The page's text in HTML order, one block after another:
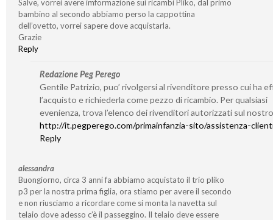
Salve, vorrei avere imformazione sui ricambi Pliko, dal primo
bambino al secondo abbiamo perso la cappottina
dell’ovetto, vorrei sapere dove acquistarla.
Grazie
Reply
Redazione Peg Perego
Gentile Patrizio, puo’ rivolgersi al rivenditore presso cui ha
l’acquisto e richiederla come pezzo di ricambio. Per qualsiasi
evenienza, trova l’elenco dei rivenditori autorizzati sul
http://it.pegperego.com/primainfanzia-sito/assistenza-
Reply
alessandra
Buongiorno, circa 3 anni fa abbiamo acquistato il trio pliko
p3 per la nostra prima figlia, ora stiamo per avere il secondo
e non riusciamo a ricordare come si monta la navetta sul
telaio dove adesso c’è il passeggino. Il telaio deve essere